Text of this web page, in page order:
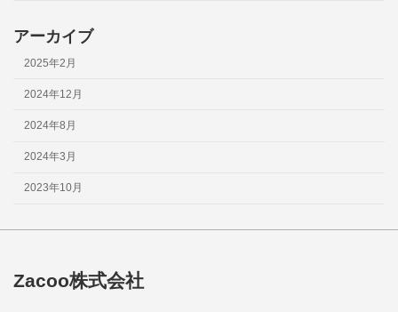
アーカイブ
2025年2月
2024年12月
2024年8月
2024年3月
2023年10月
Zacoo株式会社